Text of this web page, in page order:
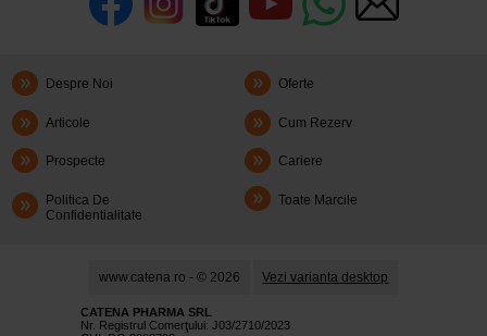
Despre Noi Oferte
Articole Cum Rezerv
Prospecte Cariere
Politica De
Confidentialitate
Toate Marcile
www.catena.ro - © 2026 Vezi varianta desktop
CATENA PHARMA SRL
Nr. Registrul Comerţului: J03/2710/2023